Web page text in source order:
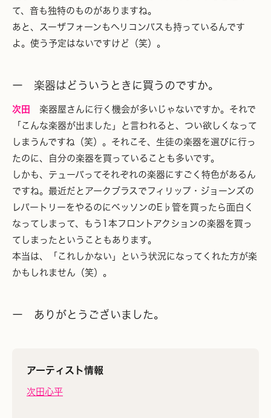
て、音も独特のものがありますね。
あと、スーザフォーンもヘリコンバスも持っているんです
よ。使う予定はないですけど（笑）。
ー 楽器はどういうときに買うのですか。
次田
楽器屋さんに行く機会が多いじゃないですか。それで
「こんな楽器が出ました」と言われると、つい欲しくなって
しまうんですね（笑）。それこそ、生徒の楽器を選びに行っ
たのに、自分の楽器を買っていることも多いです。
しかも、テューバってそれぞれの楽器にすごく特色があるん
ですね。最近だとアークブラスでフィリップ・ジョーンズの
レパートリーをやるのにベッソンのE♭管を買ったら面白く
なってしまって、もう1本フロントアクションの楽器を買っ
てしまったということもあります。
本当は、「これしかない」という状況になってくれた方が楽
かもしれません（笑）。
ー ありがとうございました。
アーティスト情報
次田心平